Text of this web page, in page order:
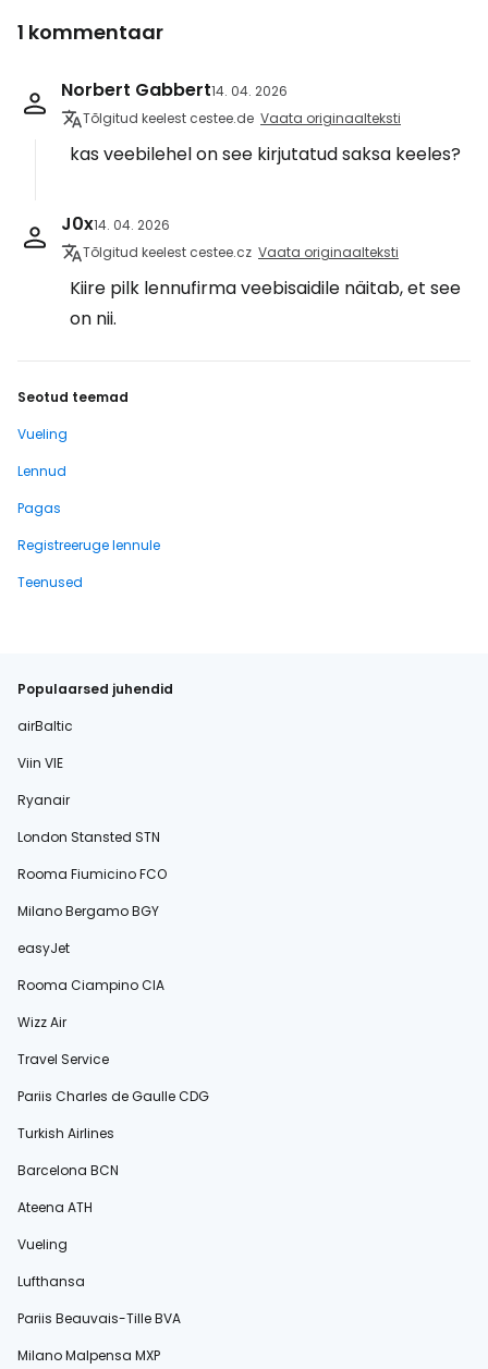
1 kommentaar
Norbert Gabbert14. 04. 2026
Tõlgitud keelest cestee.de Vaata originaalteksti
kas veebilehel on see kirjutatud saksa keeles?
J0x14. 04. 2026
Tõlgitud keelest cestee.cz Vaata originaalteksti
Kiire pilk lennufirma veebisaidile näitab, et see
on nii.
Seotud teemad
Vueling
Lennud
Pagas
Registreeruge lennule
Teenused
Populaarsed juhendid
airBaltic
Viin VIE
Ryanair
London Stansted STN
Rooma Fiumicino FCO
Milano Bergamo BGY
easyJet
Rooma Ciampino CIA
Wizz Air
Travel Service
Pariis Charles de Gaulle CDG
Turkish Airlines
Barcelona BCN
Ateena ATH
Vueling
Lufthansa
Pariis Beauvais-Tille BVA
Milano Malpensa MXP